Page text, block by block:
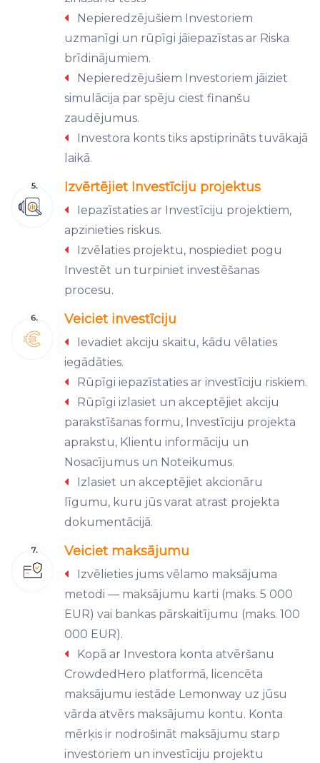
Nepieredzējušiem Investoriem
uzmanīgi un rūpīgi jāiepazīstas ar Riska
brīdinājumiem.
Nepieredzējušiem Investoriem jāiziet
simulācija par spēju ciest finanšu
zaudējumus.
Investora konts tiks apstiprināts tuvākajā
laikā.
Izvērtējiet Investīciju projektus
Iepazīstaties ar Investīciju projektiem,
apzinieties riskus.
Izvēlaties projektu, nospiediet pogu
Investēt un turpiniet investēšanas
procesu.
Veiciet investīciju
Ievadiet akciju skaitu, kādu vēlaties
iegādāties.
Rūpīgi iepazīstaties ar investīciju riskiem.
Rūpīgi izlasiet un akceptējiet akciju
parakstīšanas formu, Investīciju projekta
aprakstu, Klientu informāciju un
Nosacījumus un Noteikumus.
Izlasiet un akceptējiet akcionāru
līgumu, kuru jūs varat atrast projekta
dokumentācijā.
Veiciet maksājumu
Izvēlieties jums vēlamo maksājuma
metodi — maksājumu karti (maks. 5 000
EUR) vai bankas pārskaitījumu (maks. 100
000 EUR).
Kopā ar Investora konta atvēršanu
CrowdedHero platformā, licencēta
maksājumu iestāde Lemonway uz jūsu
vārda atvērs maksājumu kontu. Konta
mērķis ir nodrošināt maksājumu starp
investoriem un investīciju projektu